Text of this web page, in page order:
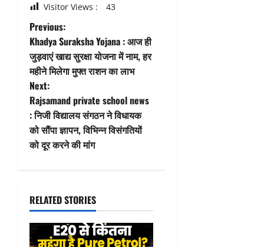
Visitor Views : 43
P
o
s
t
n
a
i
g
Previous:
Khadya Suraksha Yojana : आज ही
जुड़वाएं खाद्य सुरक्षा योजना में नाम, हर
महीने मिलेगा मुफ्त राशन का लाभ
Next:
Rajsamand private school news
: निजी विद्यालय संगठन ने विधायक
को सौंपा ज्ञापन, विभिन्न विसंगतियों
को दूर करने की मांग
RELATED STORIES